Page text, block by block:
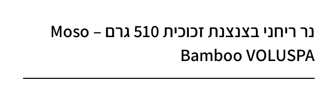
נר ריחני בצנצנת זכוכית 510 גרם – Moso
Bamboo VOLUSPA